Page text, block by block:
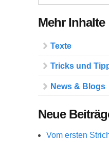
Mehr Inhalte
Texte
Tricks und
News & Blogs
Neue
Vom ersten